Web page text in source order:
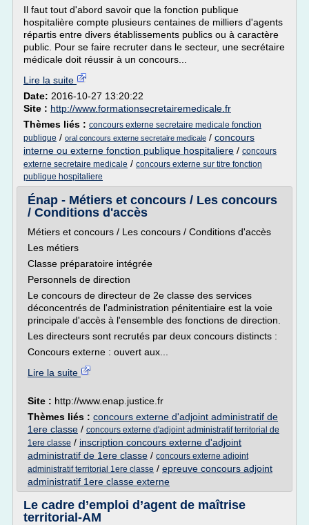
Il faut tout d'abord savoir que la fonction publique
hospitalière compte plusieurs centaines de milliers d'agents
répartis entre divers établissements publics ou à caractère
public. Pour se faire recruter dans le secteur, une secrétaire
médicale doit réussir à un concours...
Lire la suite
Date: 2016-10-27 13:20:22
Site : http://www.formationsecretairemedicale.fr
Thèmes liés : concours externe secretaire medicale fonction
publique / oral concours externe secretaire medicale / concours
interne ou externe fonction publique hospitaliere / concours
externe secretaire medicale / concours externe sur titre fonction
publique hospitaliere
Énap - Métiers et concours / Les concours
/ Conditions d'accès
Métiers et concours / Les concours / Conditions d'accès
Les métiers
Classe préparatoire intégrée
Personnels de direction
Le concours de directeur de 2e classe des services
déconcentrés de l'administration pénitentiaire est la voie
principale d'accès à l'ensemble des fonctions de direction.
Les directeurs sont recrutés par deux concours distincts :
Concours externe : ouvert aux...
Lire la suite
Site : http://www.enap.justice.fr
Thèmes liés : concours externe d'adjoint administratif de
1ere classe / concours externe d'adjoint administratif territorial de
1ere classe / inscription concours externe d'adjoint
administratif de 1ere classe / concours externe adjoint
administratif territorial 1ere classe / epreuve concours adjoint
administratif 1ere classe externe
Le cadre d’emploi d’agent de maîtrise
territorial-AM